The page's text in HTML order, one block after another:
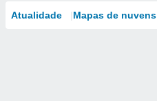
Atualidade Mapas de nuvens